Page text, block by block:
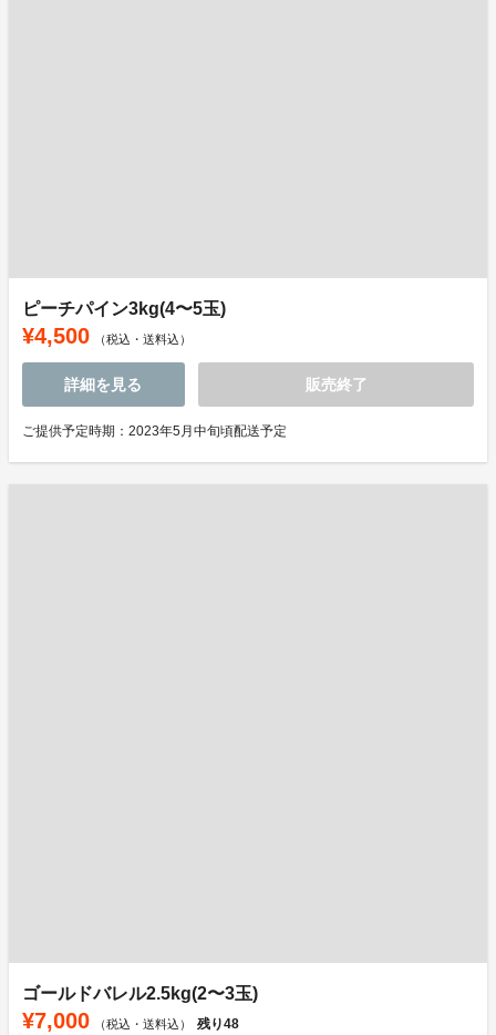
ピーチパイン3kg(4〜5玉)
¥4,500 （税込・送料込）
詳細を見る 販売終了
ご提供予定時期：2023年5月中旬頃配送予定
ゴールドバレル2.5kg(2〜3玉)
¥7,000 （税込・送料込） 残り48